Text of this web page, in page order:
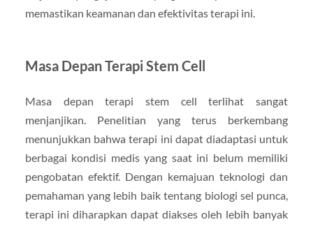
memastikan keamanan dan efektivitas terapi ini.
Masa Depan Terapi Stem Cell
Masa depan terapi stem cell terlihat sangat
menjanjikan. Penelitian yang terus berkembang
menunjukkan bahwa terapi ini dapat diadaptasi untuk
berbagai kondisi medis yang saat ini belum memiliki
pengobatan efektif. Dengan kemajuan teknologi dan
pemahaman yang lebih baik tentang biologi sel punca,
terapi ini diharapkan dapat diakses oleh lebih banyak